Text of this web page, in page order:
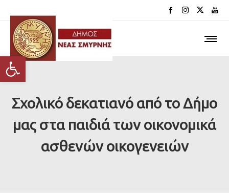
Ανοίξτε τη γραμμή εργαλείων
Σχολικό δεκατιανό από το Δήμο
μας στα παιδιά των οικονομικά
ασθενών οικογενειών